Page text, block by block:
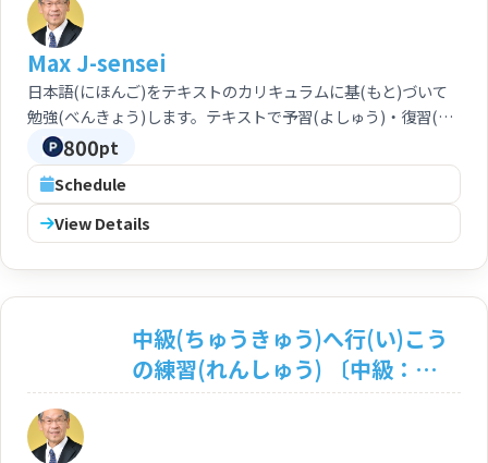
日本語(にほんご)をテキストのカリキュラムに基(もと)づいて
勉強(べんきょう)します。テキストで予習(よしゅう)・復習(ふ
くしゅう)もできます。中級(ちゅうきゅう)をしっかり、スムー
ズに学(まな)べます。 You can study Japanese based on the
curriculum of the text. Preparation and review based on
the text by yourself are feasible. You can progress your
study the intermediate course deeply and smoothly.
Max J-sensei
800pt
Schedule
View Details
中級(ちゅうきゅう)へ行(い)こう
の練習(れんしゅう) 〔中級：
N3〕 Let's move to